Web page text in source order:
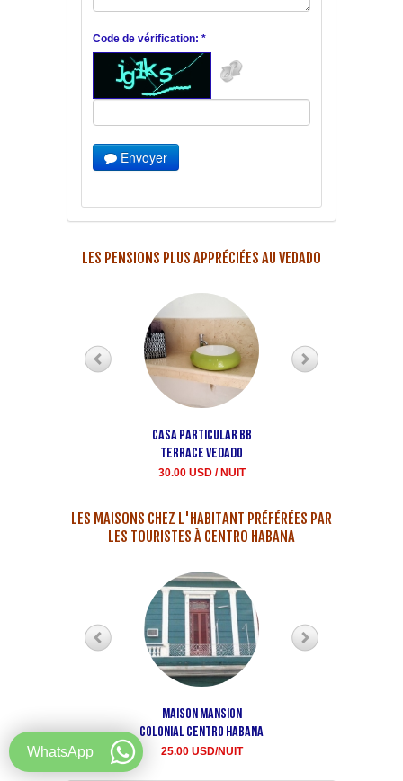
Code de vérification: *
Envoyer
LES PENSIONS PLUS APPRÉCIÉES AU VEDADO
Casa particular bb
terrace Vedado
30.00 USD / NUIT
LES MAISONS CHEZ L'HABITANT PRÉFÉRÉES PAR
LES TOURISTES À CENTRO HABANA
Maison Mansion
Colonial Centro Habana
25.00 USD/NUIT
WhatsApp